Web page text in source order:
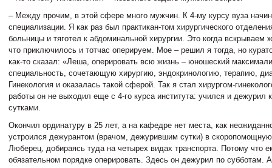
– Между прочим, в этой сфере много мужчин. К 4-му курсу вуза
специализации. Я как раз был практикан-том хирургического
больницы и тяготел к абдоминальной хирургии. Это когда вскрываем
что приключилось и тотчас оперируем. Мое – решил я тогда, но
как-то сказал: «Леша, оперировать всю жизнь – юношеский
специальность, сочетающую хирургию, эндокринологию, терапию,
Гинекология и оказалась такой сферой. Так я стал хирургом-
работы он не выходил еще с 4-го курса института: учился и дежурил
сутками.
Окончил ординатуру в 25 лет, а на кафедре нет места, как
устроился дежурантом (врачом, дежурившим сутки) в
Люберец, добираясь туда на четырех видах транспорта. Потому что
обязательном порядке оперировать. Здесь он дежурил по